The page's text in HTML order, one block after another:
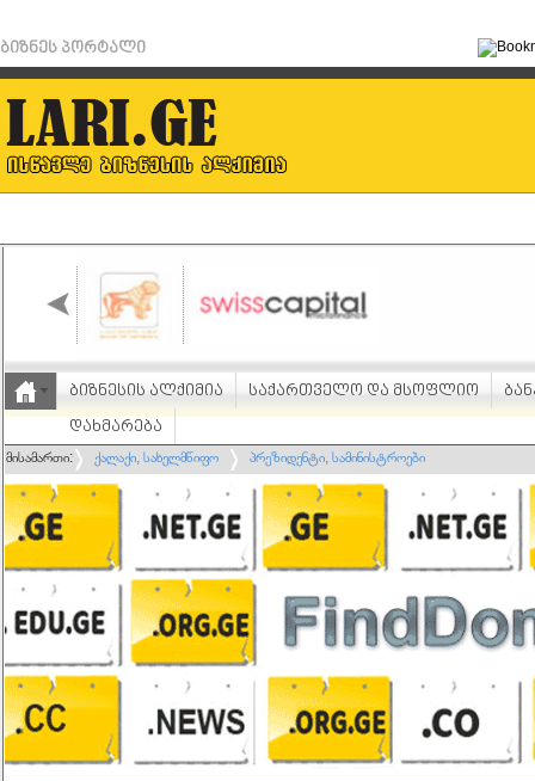
ბიზნეს პორტალი
ბიზნესის ალქიმია საქართველო და მსოფლიო
დახმარება
მისამართი: ქალაქი, სახელმწიფო პრეზიდენტი, სამინისტროები